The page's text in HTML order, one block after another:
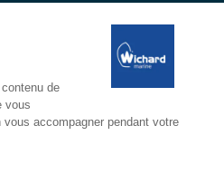
cookies
Mentions légales
50085, 63307 Thiers, France